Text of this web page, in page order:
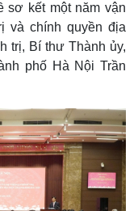
sơ kết một năm vận
và chính quyền địa
trị, Bí thư Thành ủy,
phố Hà Nội Trần